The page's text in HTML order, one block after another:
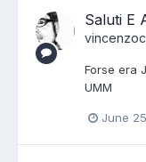
Saluti E
Forse era
UMM
June